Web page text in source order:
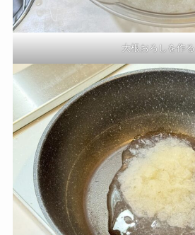
大根おろしを作る